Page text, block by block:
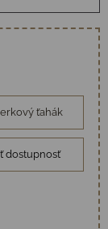
ťahák
dostupnosť